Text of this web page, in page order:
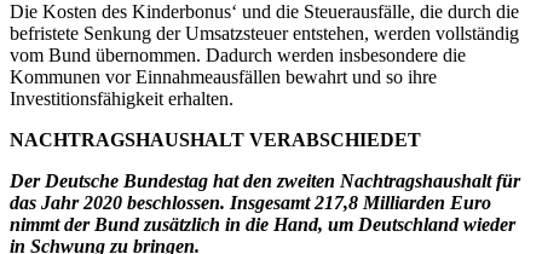
Die Kosten des Kinderbonus‘ und die Steuerausfälle, die durch die
befristete Senkung der Umsatzsteuer entstehen, werden vollständig
vom Bund übernommen. Dadurch werden insbesondere die
Kommunen vor Einnahmeausfällen bewahrt und so ihre
Investitionsfähigkeit erhalten.
NACHTRAGSHAUSHALT VERABSCHIEDET
Der Deutsche Bundestag hat den zweiten Nachtragshaushalt für
das Jahr 2020 beschlossen. Insgesamt 217,8 Milliarden Euro
nimmt der Bund zusätzlich in die Hand, um Deutschland wieder
in Schwung zu bringen.